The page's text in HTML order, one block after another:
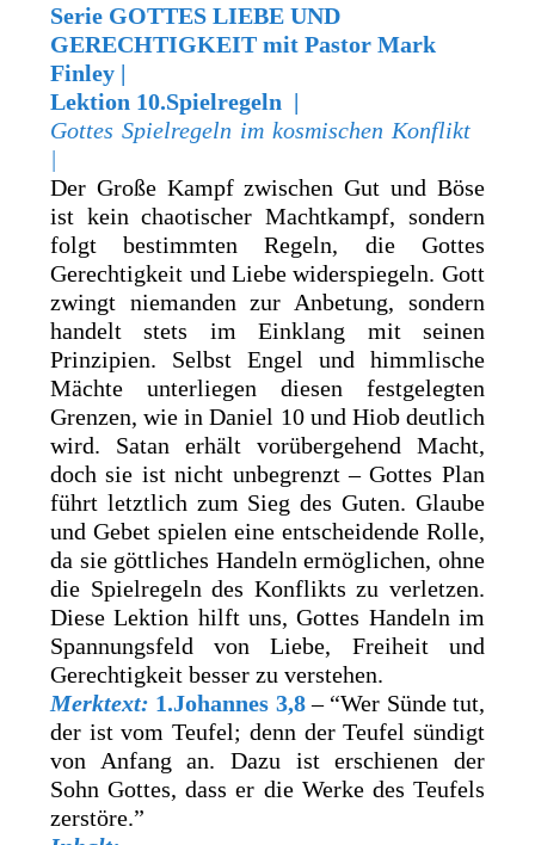
Serie GOTTES LIEBE UND
GERECHTIGKEIT mit Pastor Mark
Finley |
Lektion 10.Spielregeln |
Gottes Spielregeln im kosmischen Konflikt
|
Der Große Kampf zwischen Gut und Böse
ist kein chaotischer Machtkampf, sondern
folgt bestimmten Regeln, die Gottes
Gerechtigkeit und Liebe widerspiegeln. Gott
zwingt niemanden zur Anbetung, sondern
handelt stets im Einklang mit seinen
Prinzipien. Selbst Engel und himmlische
Mächte unterliegen diesen festgelegten
Grenzen, wie in Daniel 10 und Hiob deutlich
wird. Satan erhält vorübergehend Macht,
doch sie ist nicht unbegrenzt – Gottes Plan
führt letztlich zum Sieg des Guten. Glaube
und Gebet spielen eine entscheidende Rolle,
da sie göttliches Handeln ermöglichen, ohne
die Spielregeln des Konflikts zu verletzen.
Diese Lektion hilft uns, Gottes Handeln im
Spannungsfeld von Liebe, Freiheit und
Gerechtigkeit besser zu verstehen.
Merktext: 1.Johannes 3,8– “Wer Sünde tut,
der ist vom Teufel; denn der Teufel sündigt
von Anfang an. Dazu ist erschienen der
Sohn Gottes, dass er die Werke des Teufels
zerstöre.”